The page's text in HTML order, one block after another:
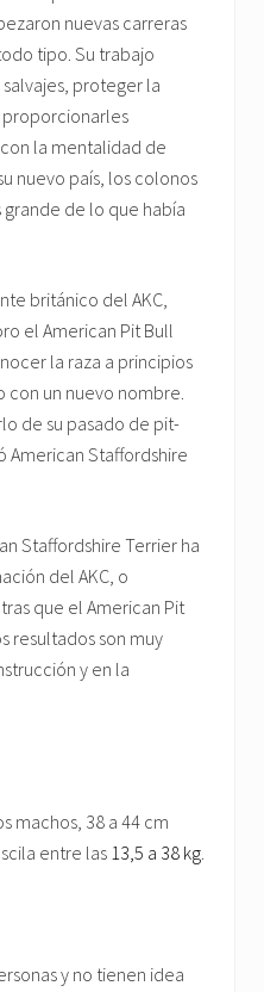
nuevas carreras
tipo. Su trabajo
proteger la
proporcionarles
la mentalidad de
nuevo país, los colonos
de lo que había
británico del AKC,
el American Pit Bull
la raza a principios
un nuevo nombre.
de su pasado de pit-
American Staffordshire
Staffordshire Terrier ha
del AKC, o
que el American Pit
resultados son muy
y en la
machos, 38 a 44 cm
entre las 13,5 a 38 kg
y no tienen idea